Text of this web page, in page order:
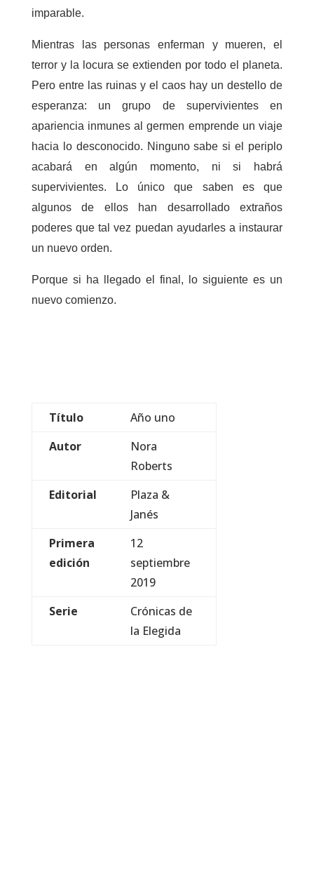
imparable.
Mientras las personas enferman y mueren, el
terror y la locura se extienden por todo el planeta.
Pero entre las ruinas y el caos hay un destello de
esperanza: un grupo de supervivientes en
apariencia inmunes al germen emprende un viaje
hacia lo desconocido. Ninguno sabe si el periplo
acabará en algún momento, ni si habrá
supervivientes. Lo único que saben es que
algunos de ellos han desarrollado extraños
poderes que tal vez puedan ayudarles a instaurar
un nuevo orden.
Porque si ha llegado el final, lo siguiente es un
nuevo comienzo.
Título
Año uno
Autor
Nora
Roberts
Editorial
Plaza &
Janés
Primera
edición
12
septiembre
2019
Serie
Crónicas de
la Elegida